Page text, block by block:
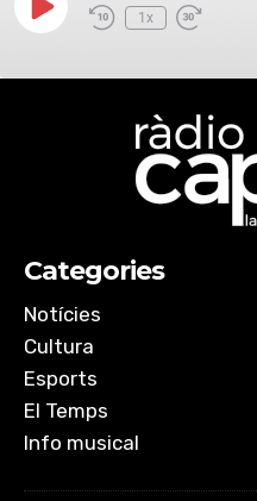
Play
Episode
1x
EMBED
Categories
Notícies
Cultura
Esports
El Temps
Info musical